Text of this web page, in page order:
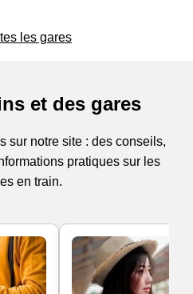
les gares
et des gares
sur notre site : des conseils,
pratiques sur les
en train.